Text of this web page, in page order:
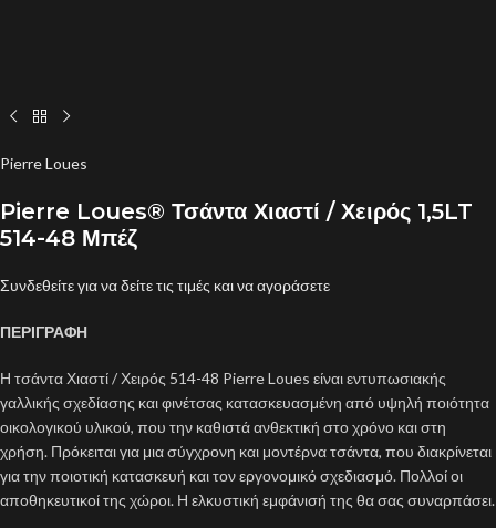
Pierre Loues
Pierre Loues® Τσάντα Χιαστί / Χειρός 1,5LT
514-48 Μπέζ
Συνδεθείτε για να δείτε τις τιμές και να αγοράσετε
ΠΕΡΙΓΡΑΦΗ
Η τσάντα Χιαστί / Χειρός 514-48 Pierre Loues είναι εντυπωσιακής
γαλλικής σχεδίασης και φινέτσας κατασκευασμένη από υψηλή ποιότητα
οικολογικού υλικού, που την καθιστά ανθεκτική στο χρόνο και στη
χρήση. Πρόκειται για μια σύγχρονη και μοντέρνα τσάντα, που διακρίνεται
για την ποιοτική κατασκευή και τον εργονομικό σχεδιασμό. Πολλοί οι
αποθηκευτικοί της χώροι. Η ελκυστική εμφάνισή της θα σας συναρπάσει.